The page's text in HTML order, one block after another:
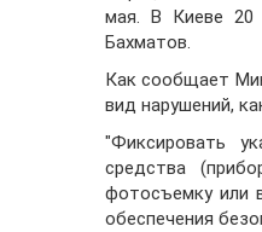
мая. В Киеве 20
Бахматов.
Как сообщает
вид нарушений,
"Фиксировать
средства
фотосъемку или
обеспечения